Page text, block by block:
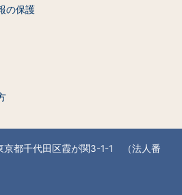
の保護
都千代田区霞が関3-1-1 （法人番